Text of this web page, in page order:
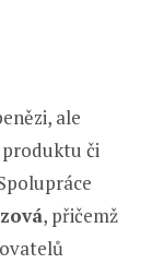
ale
či
, přičemž